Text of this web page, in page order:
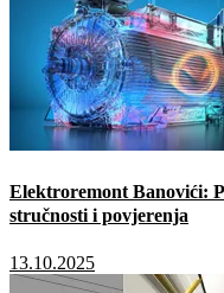
Elektroremont Banovići:
stručnosti i povjerenja
13.10.2025